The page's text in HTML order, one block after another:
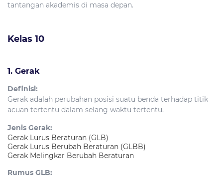
tantangan akademis di masa depan.
Kelas 10
1. Gerak
Definisi:
Gerak adalah perubahan posisi suatu benda terhadap titik
acuan tertentu dalam selang waktu tertentu.
Jenis Gerak:
Gerak Lurus Beraturan (GLB)
Gerak Lurus Berubah Beraturan (GLBB)
Gerak Melingkar Berubah Beraturan
Rumus GLB: